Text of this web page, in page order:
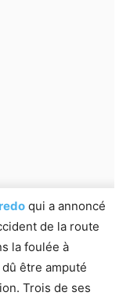
qui a annoncé
de la route
la foulée à
être amputé
Trois de ses